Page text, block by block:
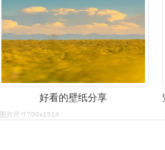
好看的壁纸分享
图片尺寸700x1514